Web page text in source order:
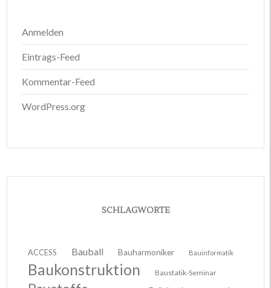
Anmelden
Eintrags-Feed
Kommentar-Feed
WordPress.org
SCHLAGWORTE
ACCESS Bauball Bauharmoniker Bauinformatik
Baukonstruktion Baustatik-Seminar